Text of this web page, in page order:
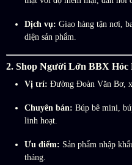
Dịch vụ: Giao hàng tận nơi,
diện sản phẩm.
2. Shop Người Lớn BBX Hóc
Vị trí: Đường Đoàn Văn Bơ,
Chuyên bán: Búp bê mini,
linh hoạt.
Ưu điểm: Sản phẩm nhập
tháng.